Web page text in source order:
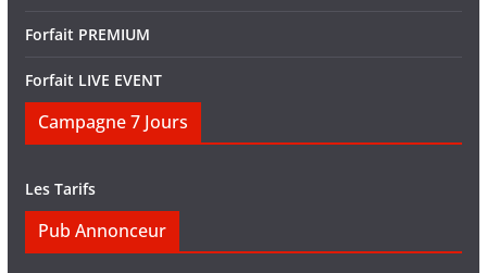
Forfait PREMIUM
Forfait LIVE EVENT
Campagne 7 Jours
Les Tarifs
Pub Annonceur